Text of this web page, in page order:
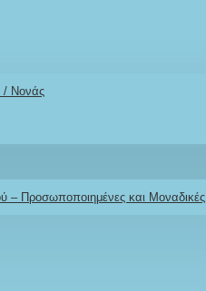
/ Νονάς
– Προσωποποιημένες και Μοναδικές